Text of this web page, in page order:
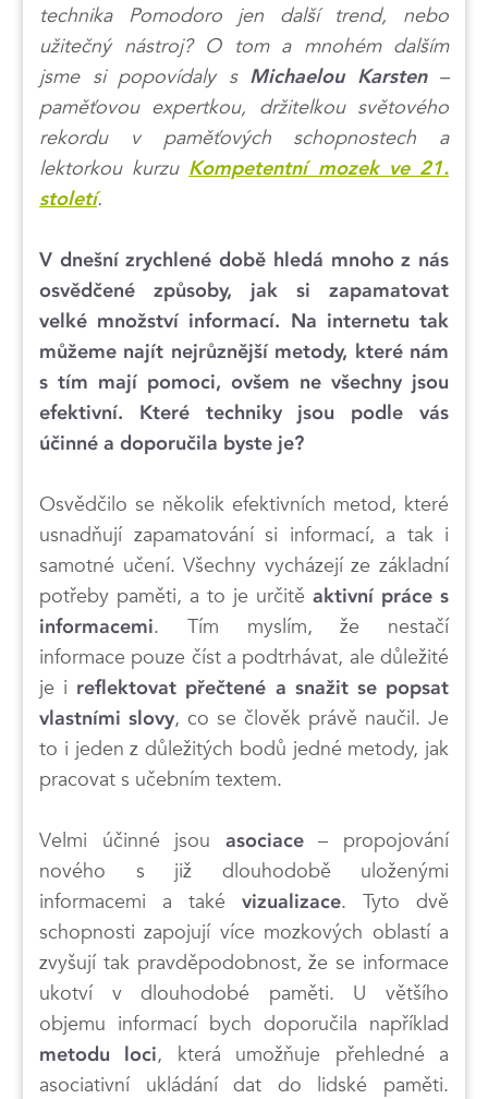
technika Pomodoro jen další trend, nebo
užitečný nástroj? O tom a mnohém dalším
jsme si popovídaly s Michaelou Karsten–
paměťovou expertkou, držitelkou světového
rekordu v paměťových schopnostech a
lektorkou kurzu Kompetentní mozek ve 21.
století.
V dnešní zrychlené době hledá mnoho z nás
osvědčené způsoby, jak si zapamatovat
velké množství informací. Na internetu tak
můžeme najít nejrůznější metody, které nám
s tím mají pomoci, ovšem ne všechny jsou
efektivní. Které techniky jsou podle vás
účinné a doporučila byste je?
Osvědčilo se několik efektivních metod, které
usnadňují zapamatování si informací, a tak i
samotné učení. Všechny vycházejí ze základní
potřeby paměti, a to je určitě aktivní práce s
informacemi. Tím myslím, že nestačí
informace pouze číst a podtrhávat, ale důležité
je i reflektovat přečtené a snažit se popsat
vlastními slovy, co se člověk právě naučil. Je
to i jeden z důležitých bodů jedné metody, jak
pracovat s učebním textem.
Velmi účinné jsou asociace– propojování
nového s již dlouhodobě uloženými
informacemi a také vizualizace. Tyto dvě
schopnosti zapojují více mozkových oblastí a
zvyšují tak pravděpodobnost, že se informace
ukotví v dlouhodobé paměti. U většího
objemu informací bych doporučila například
metodu loci, která umožňuje přehledné a
asociativní ukládání dat do lidské paměti.